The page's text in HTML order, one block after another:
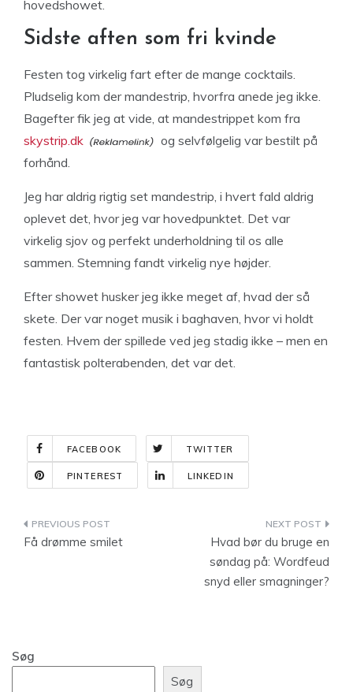
hovedshowet.
Sidste aften som fri kvinde
Festen tog virkelig fart efter de mange cocktails.
Pludselig kom der mandestrip, hvorfra anede jeg ikke.
Bagefter fik jeg at vide, at mandestrippet kom fra
skystrip.dk
og selvfølgelig var bestilt på
forhånd.
Jeg har aldrig rigtig set mandestrip, i hvert fald aldrig
oplevet det, hvor jeg var hovedpunktet. Det var
virkelig sjov og perfekt underholdning til os alle
sammen. Stemning fandt virkelig nye højder.
Efter showet husker jeg ikke meget af, hvad der så
skete. Der var noget musik i baghaven, hvor vi holdt
festen. Hvem der spillede ved jeg stadig ikke – men en
fantastisk polterabenden, det var det.
FACEBOOK TWITTER
PINTEREST LINKEDIN
Indlægsnavigation
Få drømme smilet
Hvad bør du bruge en
søndag på: Wordfeud
snyd eller smagninger?
Søg
Søg